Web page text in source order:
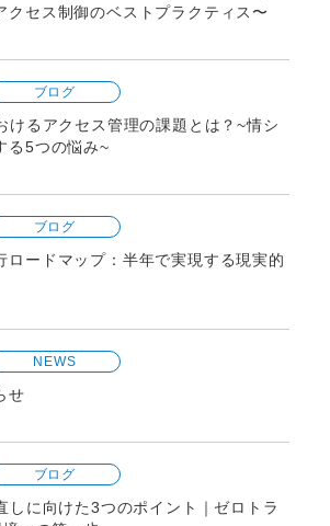
クセス制御のベストプラクティス〜
ブログ
けるアクセス管理の課題とは？~情シ
る5つの悩み~
ブログ
ロードマップ：半年で実現する現実的
NEWS
せ
ブログ
しに向けた3つのポイント｜ゼロトラ